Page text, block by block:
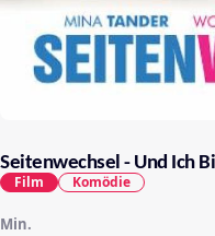
Seitenwechsel - Und Ich
Min.
Film Komödie